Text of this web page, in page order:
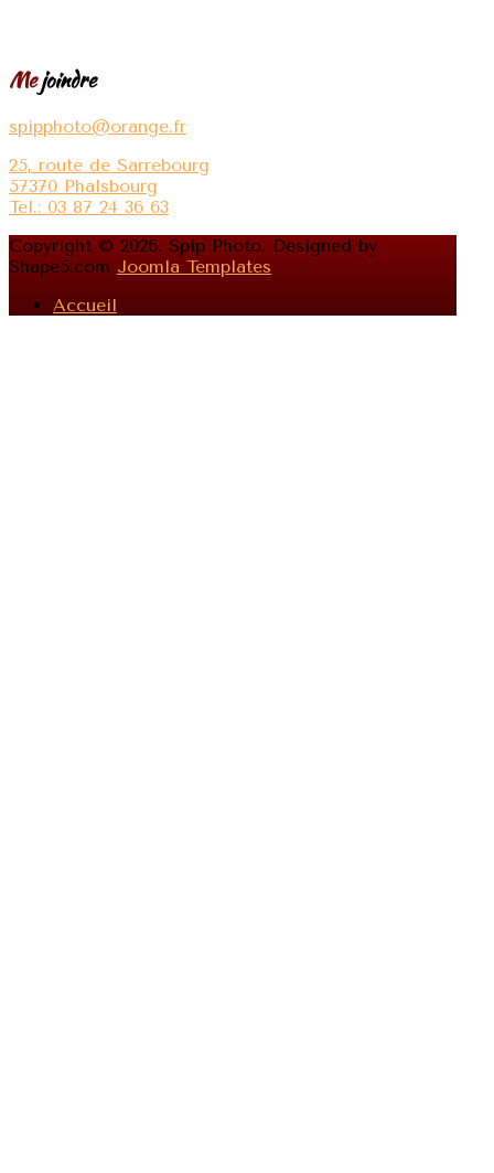
Mejoindre
spipphoto@orange.fr
25, route de Sarrebourg
57370 Phalsbourg
Tel.: 03 87 24 36 63
Copyright © 2026. Spip Photo. Designed by
Shape5.com Joomla Templates
Accueil